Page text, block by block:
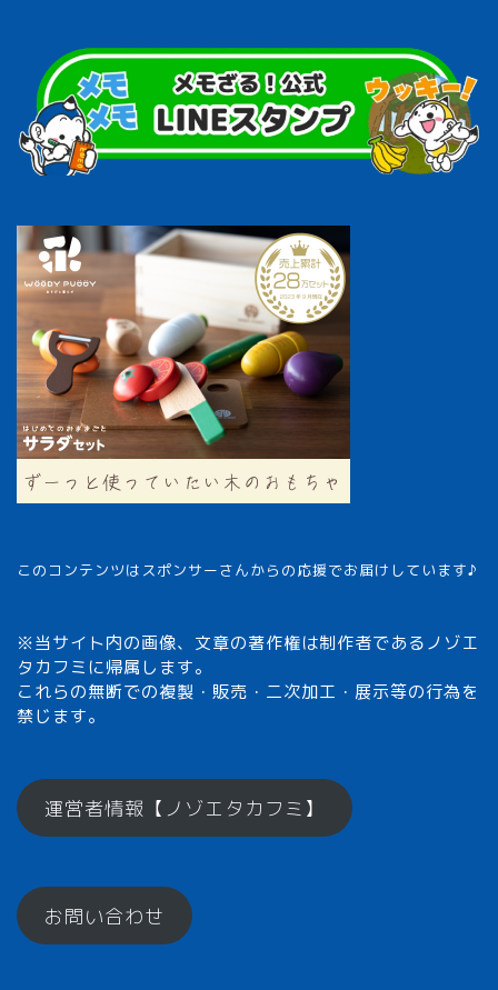
このコンテンツはスポンサーさんからの応援でお届けしています♪
※当サイト内の画像、文章の著作権は制作者であるノゾエ
タカフミに帰属します。
これらの無断での複製・販売・二次加工・展示等の行為を
禁じます。
運営者情報【ノゾエタカフミ】
お問い合わせ
メモざるとは？